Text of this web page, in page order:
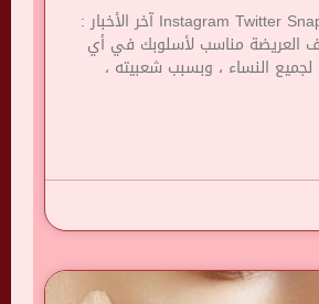
العريضة مناسب لأسلوبك في أي
النساء ، وبسبب شعبيته ،